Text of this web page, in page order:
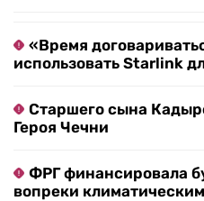
«Время
использовать Starlink
Старшего сына
Героя Чечни
ФРГ финансировала
вопреки